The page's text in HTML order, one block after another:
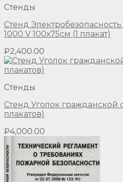
Стенды
Стенд
1000 V 100х75см (1 плакат)
₽2,400.00
Стенды
Стенд Уголок гражданской
плакатов)
₽4,000.00